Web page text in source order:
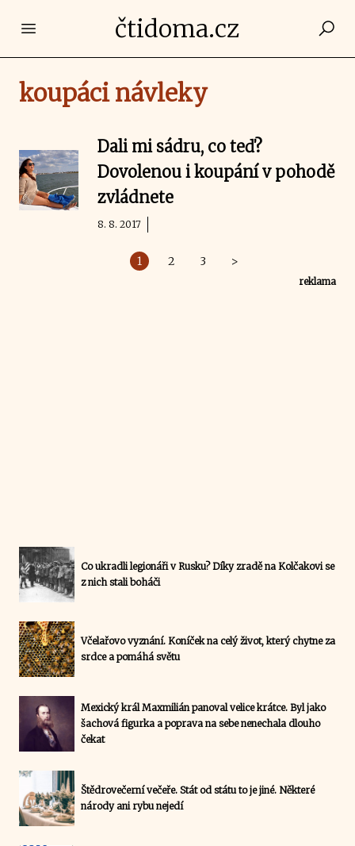
Open main menučtidoma.cz
koupáci návleky
Dali mi sádru, co teď?
Dovolenou i koupání v pohodě
zvládnete
8. 8. 2017
1 2 3 >
reklama
Co ukradli legionáři v Rusku? Díky zradě na Kolčakovi se
z nich stali boháči
Včelařovo vyznání. Koníček na celý život, který chytne za
srdce a pomáhá světu
Mexický král Maxmilián panoval velice krátce. Byl jako
šachová figurka a poprava na sebe nenechala dlouho
čekat
Štědrovečerní večeře. Stát od státu to je jiné. Některé
národy ani rybu nejedí